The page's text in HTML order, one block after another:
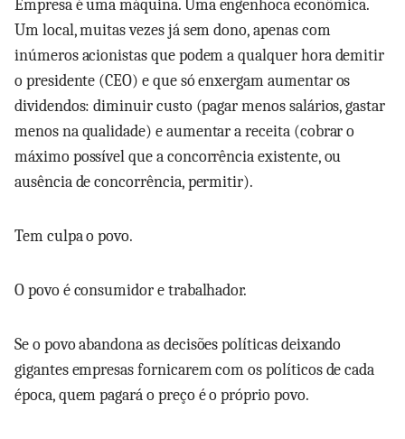
Empresa é uma máquina. Uma engenhoca econômica.
Um local, muitas vezes já sem dono, apenas com
inúmeros acionistas que podem a qualquer hora demitir
o presidente (CEO) e que só enxergam aumentar os
dividendos: diminuir custo (pagar menos salários, gastar
menos na qualidade) e aumentar a receita (cobrar o
máximo possível que a concorrência existente, ou
ausência de concorrência, permitir).
Tem culpa o povo.
O povo é consumidor e trabalhador.
Se o povo abandona as decisões políticas deixando
gigantes empresas fornicarem com os políticos de cada
época, quem pagará o preço é o próprio povo.